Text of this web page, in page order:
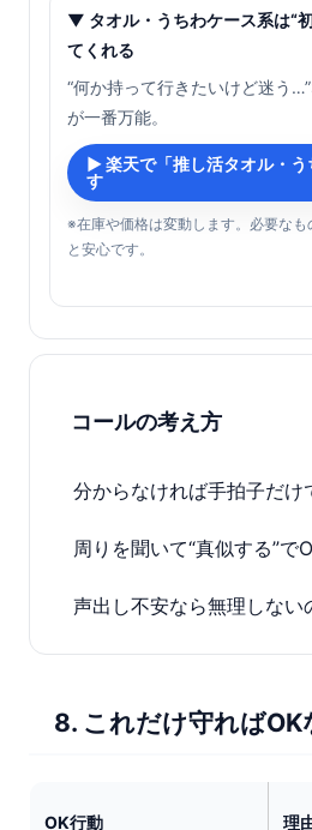
▼ タオル・うちわケース系は“
てくれる
“何か持って行きたいけど迷う
が一番万能。
▶ 楽天で「推し活タオル・う
す
※在庫や価格は変動します。必要な
と安心です。
コールの考え方
分からなければ手拍子だけ
周りを聞いて“真似する”で
声出し不安なら無理しない
8. これだけ守ればOK
OK行動 理